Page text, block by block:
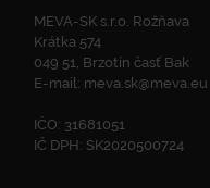
MEVA-SK s.r.o. Rožňava
Krátka 574
049 51, Brzotín časť Bak
E-mail: meva.sk@meva.eu
IČO: 31681051
IČ DPH: SK2020500724